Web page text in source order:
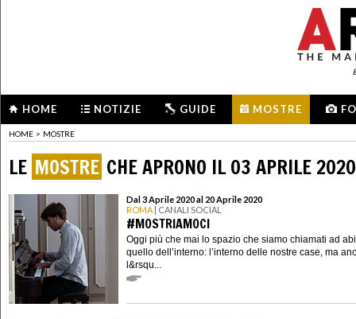
HOME NOTIZIE GUIDE MOSTRE
HOME > MOSTRE
LE MOSTRE CHE APRONO IL 03 APRILE 2020
Dal 3 Aprile 2020 al 20 Aprile 2020
ROMA | CANALI SOCIAL
#MOSTRIAMOCI
Oggi più che mai lo spazio che siamo chiamati ad
quello dell’interno: l’interno delle nostre case, ma
l&rsqu...